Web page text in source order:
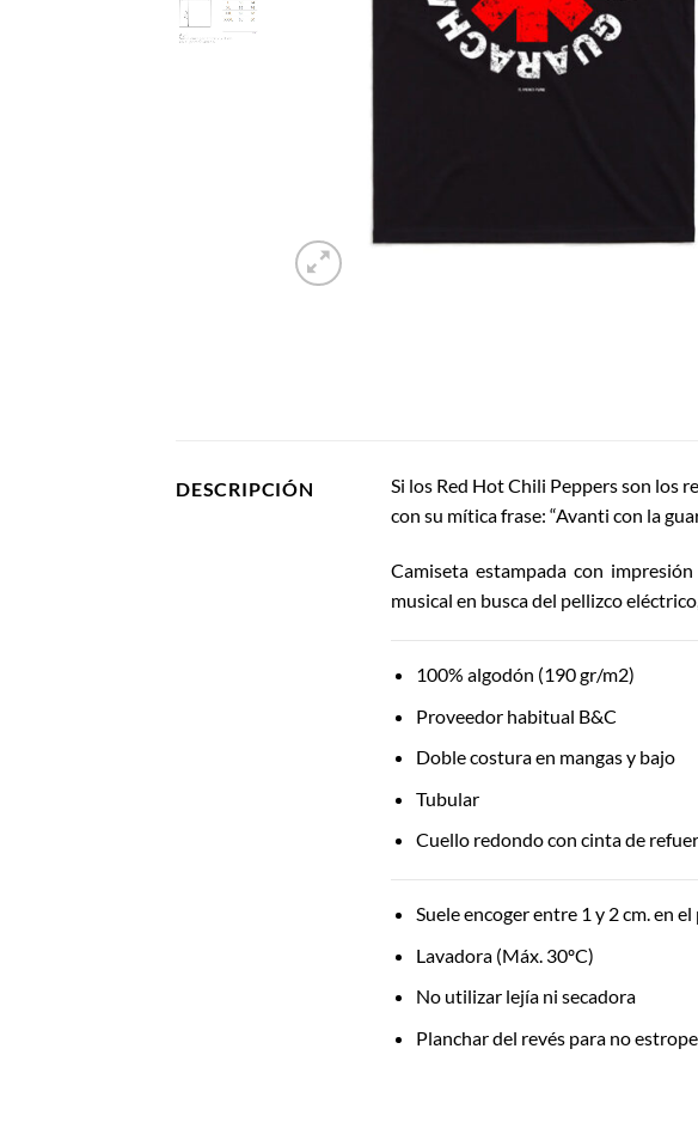
DESCRIPCIÓN
Si los Red Hot Chili Peppers son los
con su mítica frase: “Avanti con la
Camiseta estampada con
musical en busca del pellizco
100% algodón (190 gr/m2)
Proveedor habitual B&C
Doble costura en mangas y bajo
Tubular
Cuello redondo con cinta de
Suele encoger entre 1 y 2 cm. en
Lavadora (Máx. 30ºC)
No utilizar lejía ni secadora
Planchar del revés para no